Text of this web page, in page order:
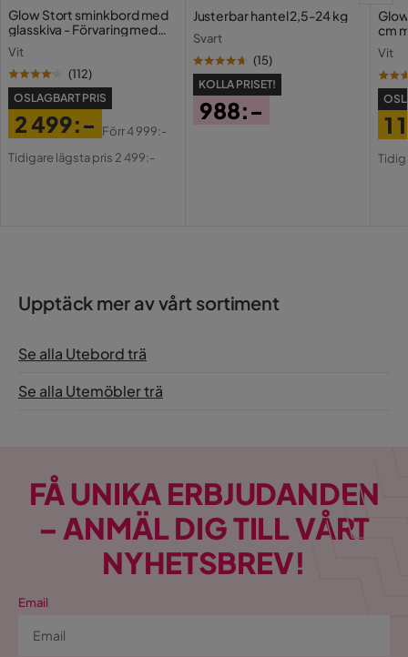
Akaciaträ:
Glow Stort sminkbord med
glasskiva - Förvaring med
Vit
(112)
OSLAGBART PRIS
Pris
2 499:-
Original
Förr4 999:-
Tidigare lägsta pris 2 499:-
Justerbar hantel 2,5-24 kg
Svart
(15)
KOLLA PRISET!
988:-
cm
Vit
1
Upptäck mer av vårt sortiment
Se alla Utebord trä
Se alla Utemöbler trä
FÅ UNIKA ERBJUDANDEN
– ANMÄL DIG TILL VÅRT
NYHETSBREV!
Email